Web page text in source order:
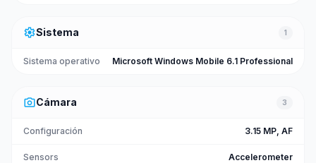
settingsSistema 1
Sistema operativo Microsoft Windows Mobile 6.1 Professional
photo_cameraCámara 3
Configuración 3.15 MP, AF
Sensors Accelerometer